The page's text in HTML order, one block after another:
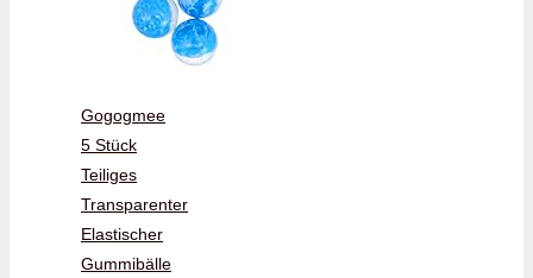
Gogogmee
5 Stück
Teiliges
Transparenter
Elastischer
Gummibälle